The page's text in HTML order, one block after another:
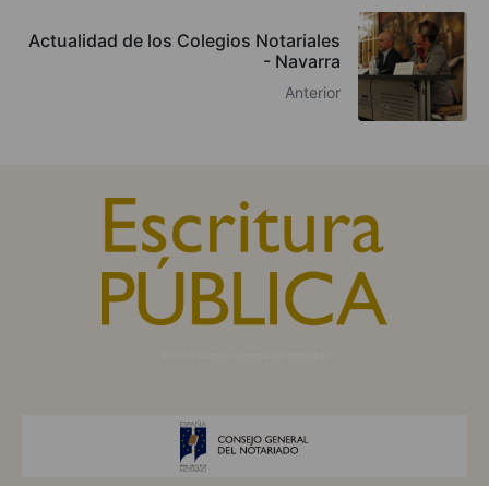
Actualidad de los Colegios Notariales
- Navarra
Anterior